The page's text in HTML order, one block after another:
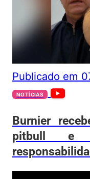
Publicado em
NOTÍCIAS
Burnier
pitbull e